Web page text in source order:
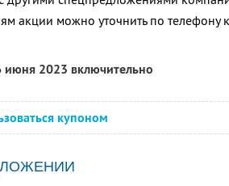
акции можно уточнить по телефону
июня 2023 включительно
купоном